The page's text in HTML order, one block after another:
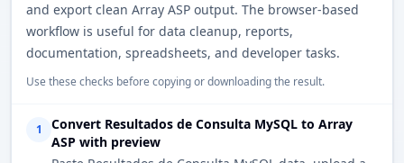
and export clean Array ASP output. The browser-based
workflow is useful for data cleanup, reports,
documentation, spreadsheets, and developer tasks.
Use these checks before copying or downloading the result.
1
Convert Resultados de Consulta MySQL to Array
ASP with preview